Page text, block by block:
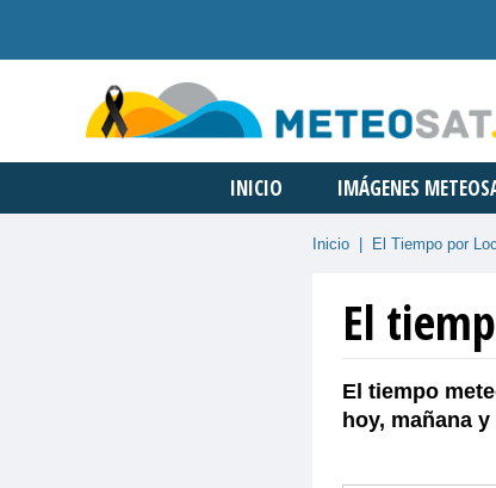
INICIO IMÁGENES
Inicio El Tiempo por
El
El tiempo
hoy, mañana